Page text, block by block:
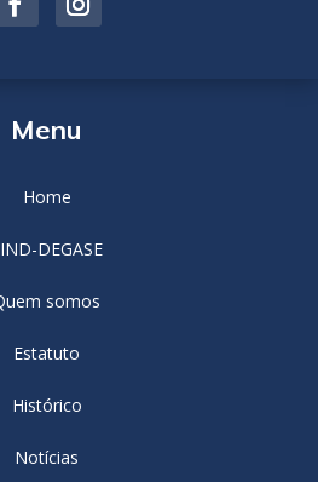
Menu
Home
DEGASE
somos
Estatuto
Histórico
Notícias